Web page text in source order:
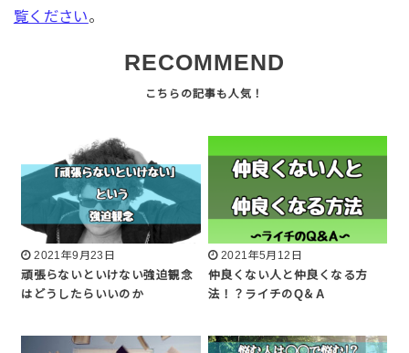
覧ください。
RECOMMEND
2021年9月23日
頑張らないといけない強迫観念
はどうしたらいいのか
2021年5月12日
仲良くない人と仲良くなる方
法！？ライチのQ＆A